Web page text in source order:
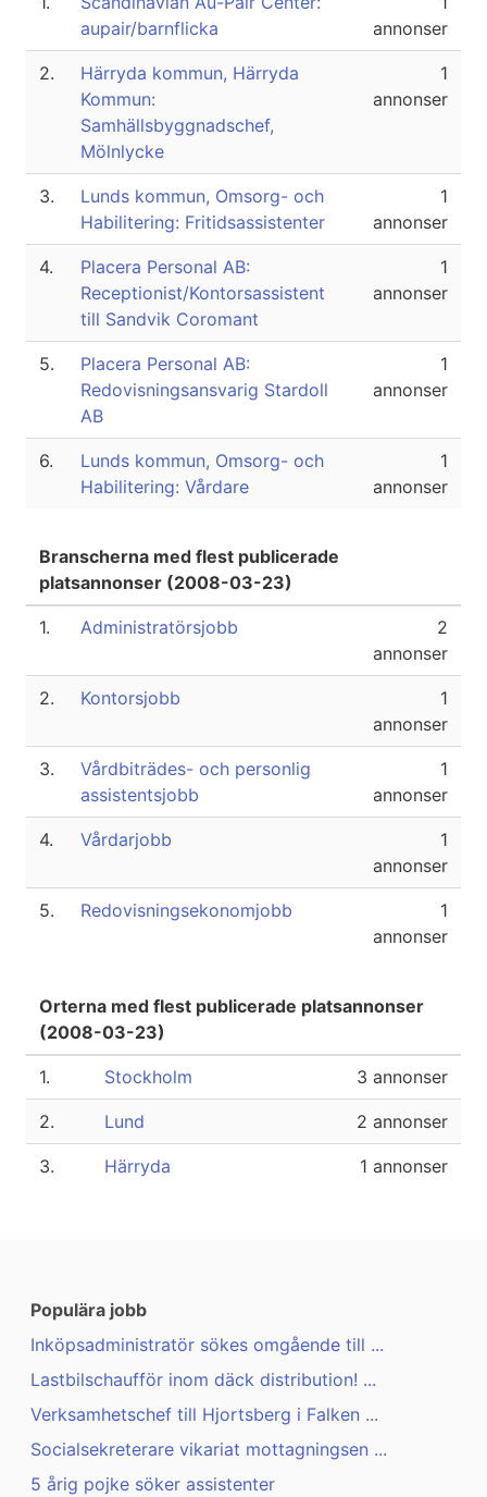
aupair/barnflicka
annonser
2.
Härryda kommun, Härryda
Kommun:
Samhällsbyggnadschef,
Mölnlycke
1
annonser
3.
Lunds kommun, Omsorg- och
Habilitering: Fritidsassistenter
1
annonser
4.
Placera Personal AB:
Receptionist/Kontorsassistent
till Sandvik Coromant
1
annonser
5.
Placera Personal AB:
Redovisningsansvarig Stardoll
AB
1
annonser
6.
Lunds kommun, Omsorg- och
Habilitering: Vårdare
1
annonser
Branscherna med flest publicerade
platsannonser (2008-03-23)
1. Administratörsjobb
2
annonser
2. Kontorsjobb
1
annonser
3.
Vårdbiträdes- och personlig
assistentsjobb
1
annonser
4. Vårdarjobb
1
annonser
5. Redovisningsekonomjobb
1
annonser
Orterna med flest publicerade platsannonser
(2008-03-23)
1. Stockholm 3 annonser
2. Lund 2 annonser
3. Härryda 1 annonser
Populära jobb
Inköpsadministratör sökes omgående till ...
Lastbilschaufför inom däck distribution! ...
Verksamhetschef till Hjortsberg i Falken ...
Socialsekreterare vikariat mottagningsen ...
5 årig pojke söker assistenter